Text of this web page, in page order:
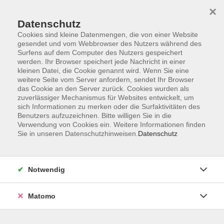
Zum Hauptinhalt springen
Der Kurs konnte nicht gefunden werden.
Volkshochschule Bad Reichenhall
(Eine Einrichtung der Stadt Bad Reichenhall)
Datenschutz
Cookies sind kleine Datenmengen, die von einer Website
gesendet und vom Webbrowser des Nutzers während des
Surfens auf dem Computer des Nutzers gespeichert
werden. Ihr Browser speichert jede Nachricht in einer
kleinen Datei, die Cookie genannt wird. Wenn Sie eine
weitere Seite vom Server anfordern, sendet Ihr Browser
das Cookie an den Server zurück. Cookies wurden als
zuverlässiger Mechanismus für Websites entwickelt, um
sich Informationen zu merken oder die Surfaktivitäten des
Benutzers aufzuzeichnen. Bitte willigen Sie in die
Verwendung von Cookies ein. Weitere Informationen finden
Sie in unseren Datenschutzhinweisen. Datenschutz
×
Notwendig
Matomo